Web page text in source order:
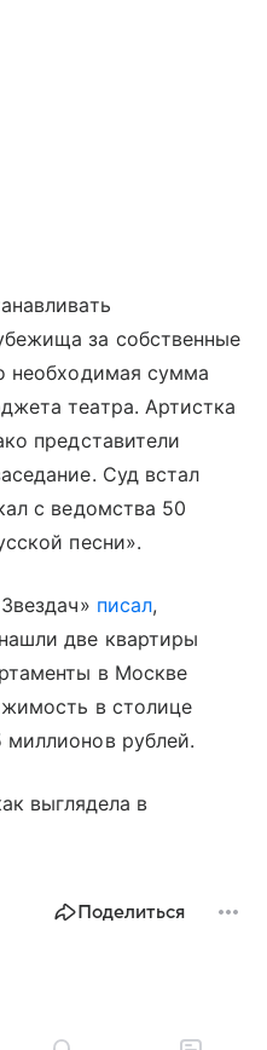
за собственные
необходимая сумма
театра. Артистка
представители
Суд встал
с ведомства 50
песни».
писал,
две квартиры
в Москве
в столице
рублей.
выглядела в
Поделиться